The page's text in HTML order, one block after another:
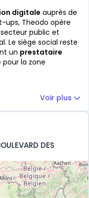
digitale auprès de
ups, Theodo opère
public et
Le siège social reste
un prestataire
la zone
Voir plus
DES